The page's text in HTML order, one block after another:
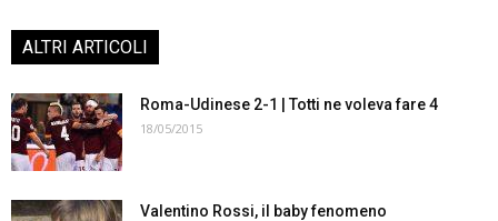
ALTRI ARTICOLI
Roma-Udinese 2-1 | Totti ne voleva fare 4
18/05/2015
Valentino Rossi, il baby fenomeno